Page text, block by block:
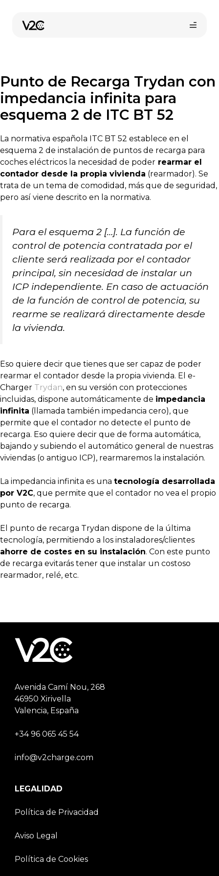
contenido
Compra online
Punto de Recarga Trydan con
impedancia infinita para
esquema 2 de ITC BT 52
La normativa española ITC BT 52 establece en el
esquema 2 de instalación de puntos de recarga para
coches eléctricos la necesidad de poder rearmar el
contador desde la propia vivienda (rearmador). Se
trata de un tema de comodidad, más que de seguridad,
pero así viene descrito en la normativa.
Para el esquema 2 […]. La función de
control de potencia contratada por el
cliente será realizada por el contador
principal, sin necesidad de instalar un
ICP independiente. En caso de actuación
de la función de control de potencia, su
rearme se realizará directamente desde
la vivienda.
Eso quiere decir que tienes que ser capaz de poder
rearmar el contador desde la propia vivienda. El e-
Charger Trydan, en su versión con protecciones
incluidas, dispone automáticamente de impedancia
infinita (llamada también impedancia cero), que
permite que el contador no detecte el punto de
recarga. Eso quiere decir que de forma automática,
bajando y subiendo el automático general de nuestras
viviendas (o antiguo ICP), rearmaremos la instalación.
La impedancia infinita es una tecnología desarrollada
por V2C, que permite que el contador no vea el propio
punto de recarga.
El punto de recarga Trydan dispone de la última
tecnología, permitiendo a los instaladores/clientes
ahorre de costes en su instalación. Con este punto
de recarga evitarás tener que instalar un costoso
rearmador, relé, etc.
Avenida Camí Nou, 268
46950 Xirivella
Valencia, España
+34 96 065 45 54
info@v2charge.com
LEGALIDAD
Política de Privacidad
Aviso Legal
Política de Cookies